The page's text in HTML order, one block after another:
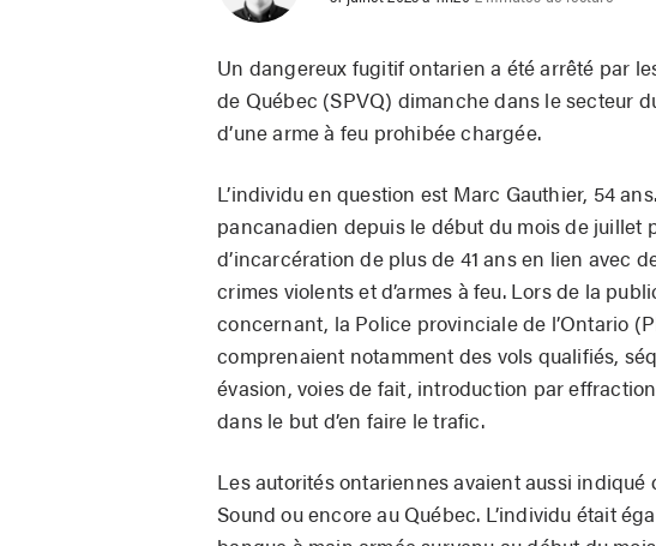
Un dangereux fugitif ontarien a été arrêté par
de Québec (SPVQ) dimanche dans le secteur
d’une arme à feu prohibée chargée.
L’individu en question est Marc Gauthier, 54
pancanadien depuis le début du mois de juillet
d’incarcération de plus de 41 ans en lien avec
crimes violents et d’armes à feu. Lors de la
concernant, la Police provinciale de l’Ontario
comprenaient notamment des vols qualifiés,
évasion, voies de fait, introduction par
dans le but d’en faire le trafic.
Les autorités ontariennes avaient aussi indiqué
Sound ou encore au Québec. L’individu était